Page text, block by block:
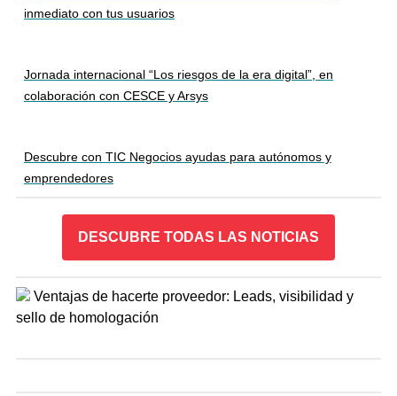
inmediato con tus usuarios
Jornada internacional “Los riesgos de la era digital”, en
colaboración con CESCE y Arsys
Descubre con TIC Negocios ayudas para autónomos y
emprendedores
DESCUBRE TODAS LAS NOTICIAS
Ventajas de hacerte proveedor: Leads, visibilidad y
sello de homologación